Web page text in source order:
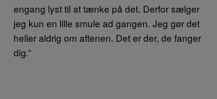
engang lyst til at tænke på det. Derfor sælger
jeg kun en lille smule ad gangen. Jeg gør det
heller aldrig om aftenen. Det er der, de fanger
dig.”